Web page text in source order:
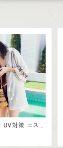
UV対策 エスニ
繍入り UV対
ーチアウター